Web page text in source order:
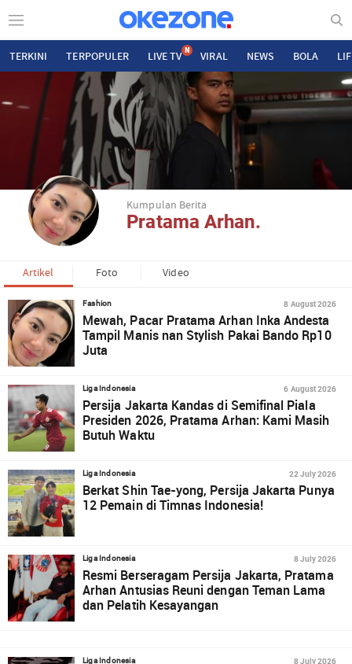
TERKINI TERPOPULER LIVE TV N VIRAL NEWS BOLA
Kumpulan Berita
Pratama Arhan.
Artikel Foto Video
Fashion 8 August 2026
Mewah, Pacar Pratama Arhan Inka Andesta
Tampil Manis nan Stylish Pakai Bando Rp10
Juta
Liga Indonesia 6 August 2026
Persija Jakarta Kandas di Semifinal Piala
Presiden 2026, Pratama Arhan: Kami Masih
Butuh Waktu
Liga Indonesia 22 July 2026
Berkat Shin Tae-yong, Persija Jakarta Punya
12 Pemain di Timnas Indonesia!
Liga Indonesia 8 July 2026
Resmi Berseragam Persija Jakarta, Pratama
Arhan Antusias Reuni dengan Teman Lama
dan Pelatih Kesayangan
Liga Indonesia 8 July 2026